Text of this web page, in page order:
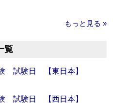
もっと見る »
覧
試験日 【東日本】
試験日 【西日本】